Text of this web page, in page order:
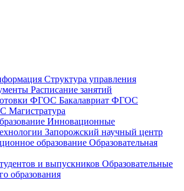
Структура управления
Расписание занятий
ФГОС Бакалавриат ФГОС
Магистратура
Инновационные
Запорожский научный центр
образование Образовательная
и выпускников Образовательные
образования